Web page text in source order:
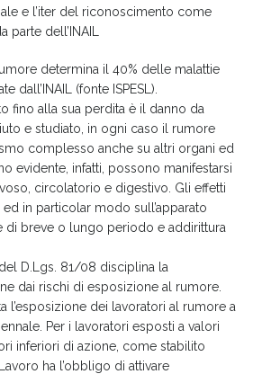
e l’iter del riconoscimento come
dell’INAIL
determina il 40% delle malattie
dall’INAIL (fonte ISPESL).
fino alla sua perdita è il danno da
e studiato, in ogni caso il rumore
complesso anche su altri organi ed
evidente, infatti, possono manifestarsi
circolatorio e digestivo. Gli effetti
in particolar modo sull’apparato
di breve o lungo periodo e addirittura
D.Lgs. 81/08 disciplina la
dai rischi di esposizione al rumore.
l’esposizione dei lavoratori al rumore a
Per i lavoratori esposti a valori
inferiori di azione, come stabilito
ha l’obbligo di attivare